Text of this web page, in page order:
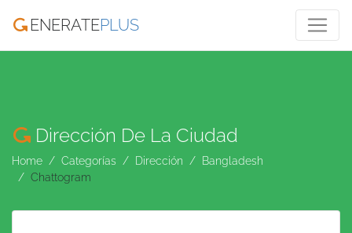
ENERATEPLUS
Dirección De La Ciudad
Home Categorías Dirección
Bangladesh
Chattogram